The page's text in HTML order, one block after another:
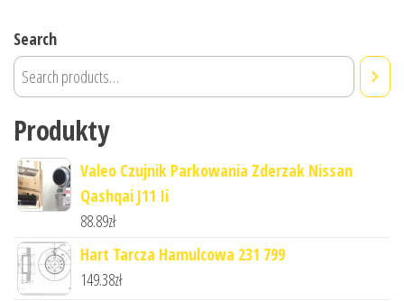
Search
Produkty
Valeo Czujnik Parkowania Zderzak Nissan
Qashqai J11 Ii
88.89zł
Hart Tarcza Hamulcowa 231 799
149.38zł